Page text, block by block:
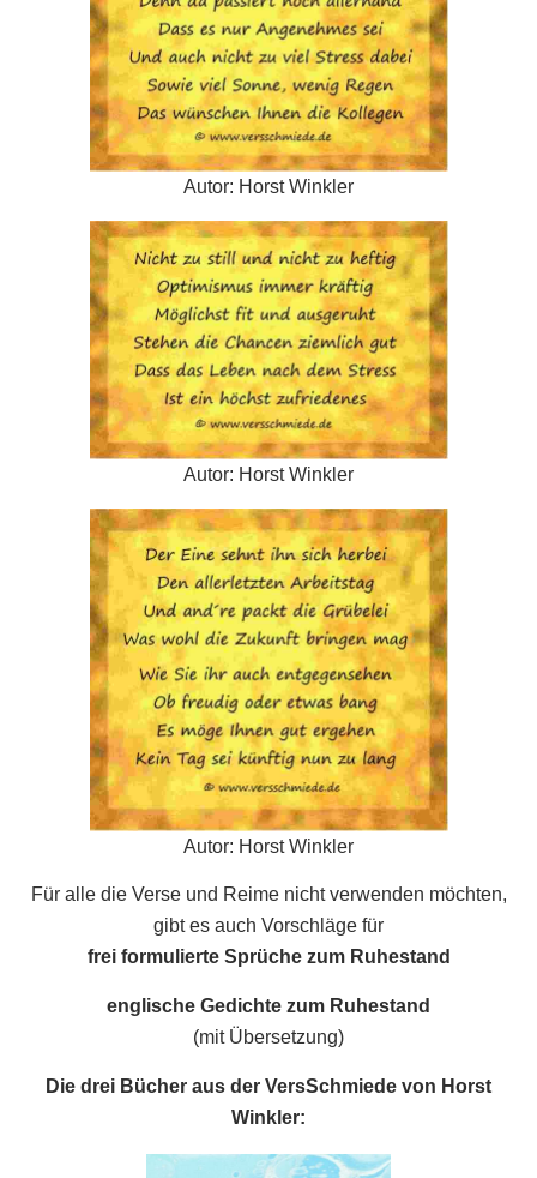
Autor: Horst Winkler
Autor: Horst Winkler
Autor: Horst Winkler
Für alle die Verse und Reime nicht verwenden möchten,
gibt es auch Vorschläge für
frei formulierte Sprüche zum Ruhestand
englische Gedichte zum Ruhestand
(mit Übersetzung)
Die drei Bücher aus der VersSchmiede von Horst
Winkler: